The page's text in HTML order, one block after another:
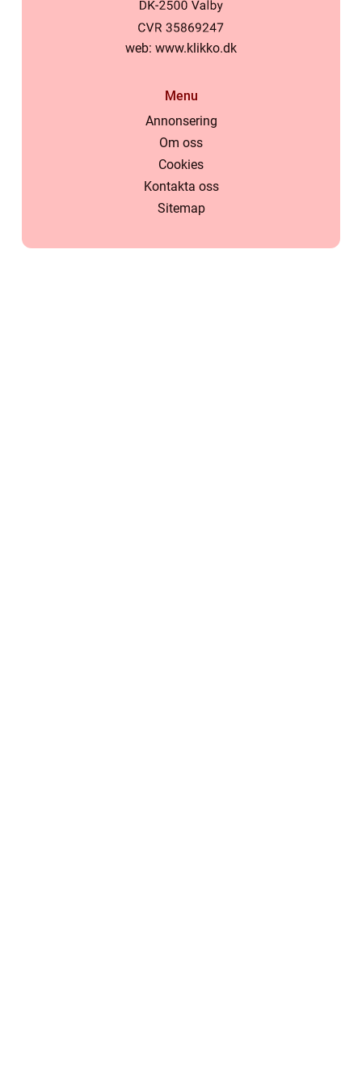
web: www.klikko.dk
Menu
Annonsering
Om oss
Cookies
Kontakta oss
Sitemap